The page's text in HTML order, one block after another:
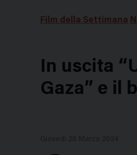
Film della Settimana
In uscita
Gaza” e il